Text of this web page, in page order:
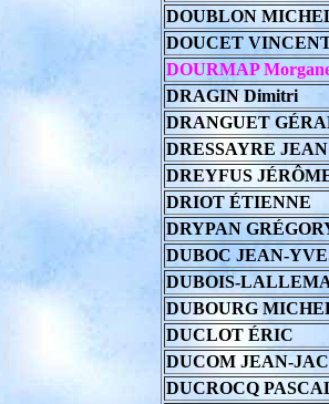
DOUBLON
DOUCET
DOURMAP
DRAGIN Dimitri
DRANGUET
DRESSAYRE JEAN
DREYFUS
DRIOT ÉTIENNE
DRYPAN
DUBOC JEAN-
DUBOIS-
DUBOURG
DUCLOT ÉRIC
DUCOM JEAN-
DUCROCQ